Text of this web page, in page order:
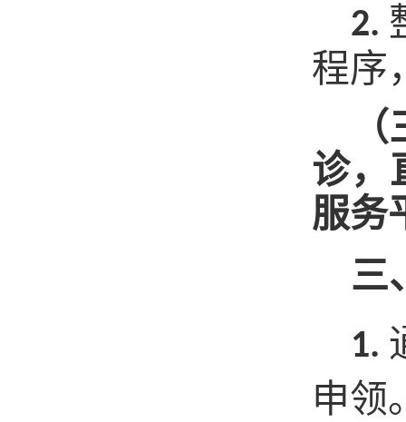
2.
程序
诊，
服务
三
1.
申领